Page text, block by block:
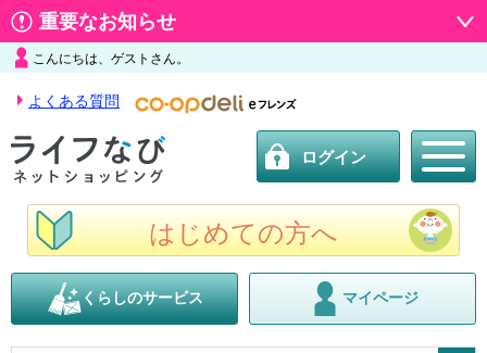
重要なお知らせ
こんにちは、ゲストさん。
よくある質問
ログイン
はじめての方へ
くらしのサービス マイページ